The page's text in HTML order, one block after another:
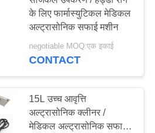
के लिए फार्मास्युटिकल मेडिकल
अल्ट्रासोनिक सफाई मशीन
negotiable MOQ:एक इकाई
CONTACT
15L उच्च आवृत्ति
अल्ट्रासोनिक क्लीनर /
मेडिकल अल्ट्रासोनिक सफाई